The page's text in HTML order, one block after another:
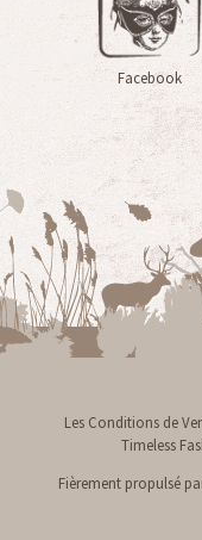
Facebook
Les Conditions de
Timeless
Fièrement propulsé